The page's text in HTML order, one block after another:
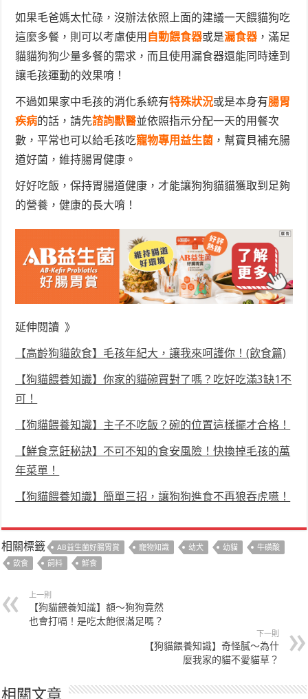
如果毛爸媽太忙碌，沒辦法依照上面的建議一天餵貓狗吃
這麼多餐，則可以考慮使用 自動餵食器或是漏食器 ，滿足
貓貓狗狗少量多餐的需求，而且使用漏食器還能同時達到
讓毛孩運動的效果唷！
不過如果家中毛孩的消化系統有特殊狀況或是本身有腸胃
疾病的話，請先諮詢獸醫並依照指示分配一天的用餐次
數，平常也可以給毛孩吃寵物專用益生菌 ，幫寶貝補充腸
道好菌，維持腸胃健康。
好好吃飯，保持胃腸道健康，才能讓狗狗貓貓獲取到足夠
的營養，健康的長大唷！
延伸閱讀 》
【高齡狗貓飲食】毛孩年紀大，讓我來呵護你！(飲食篇)
【狗貓餵養知識】你家的貓碗買對了嗎？吃好吃滿3缺1不
可！
【狗貓餵養知識】主子不吃飯？碗的位置這樣擺才合格！
【鮮食烹飪秘訣】不可不知的食安風險！快換掉毛孩的萬
年菜單！
【狗貓餵養知識】簡單三招，讓狗狗進食不再狼吞虎嚥！
相關標籤 AB益生菌好腸胃賞 寵物知識 幼犬 幼貓
牛磺酸
飲食
飼料 鮮食
上一則
【狗貓餵養知識】額～狗狗竟然
也會打嗝！是吃太飽很滿足嗎？
下一則
【狗貓餵養知識】奇怪膩～為什
麼我家的貓不愛貓草？
相關文章